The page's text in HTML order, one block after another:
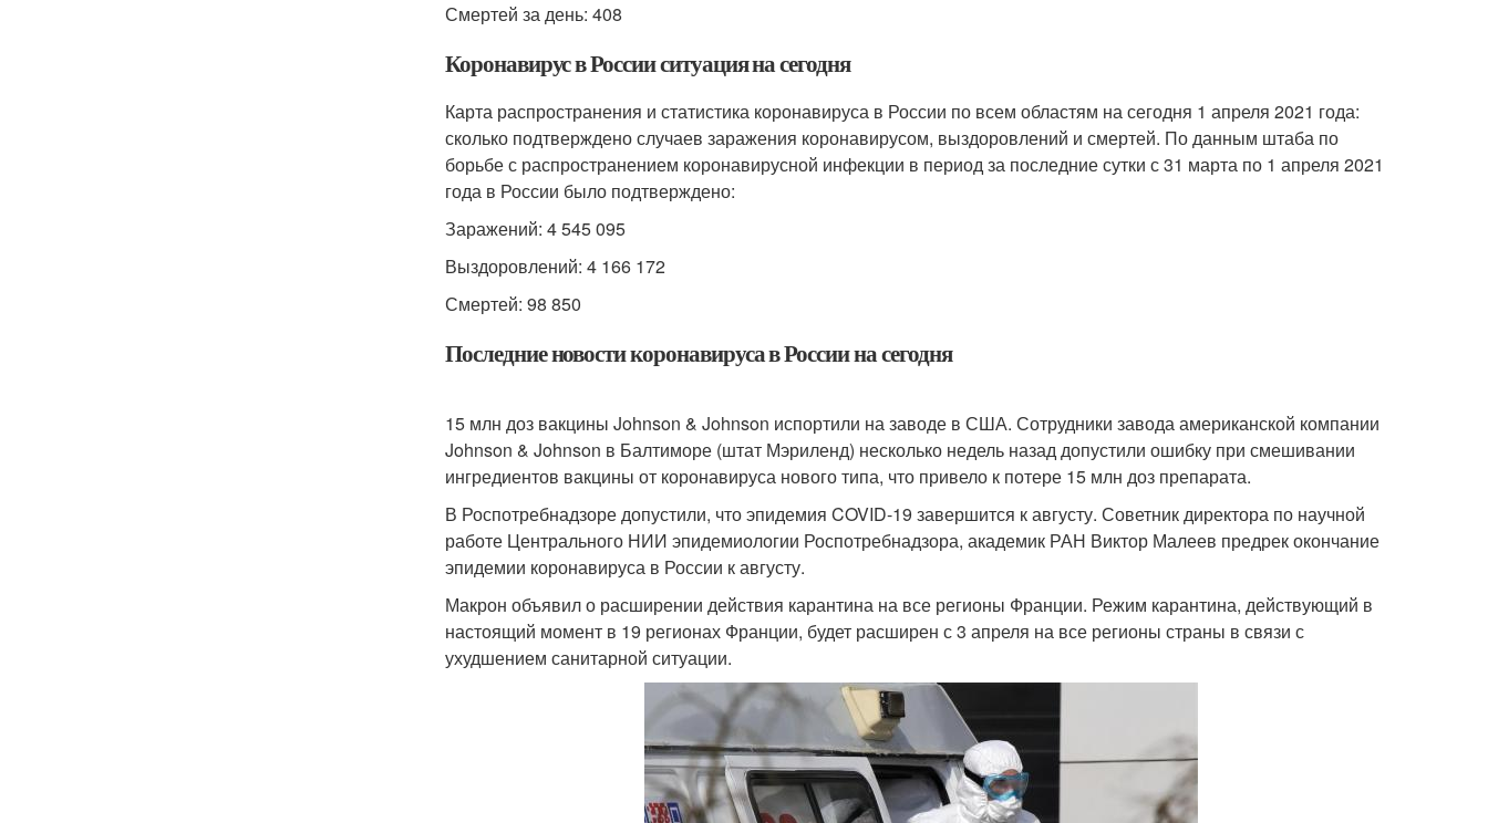
Смертей за день: 408
Коронавирус в России ситуация на сегодня
Карта распространения и статистика коронавируса в России по всем областям на сегодня 1 апреля 2021 года:
сколько подтверждено случаев заражения коронавирусом, выздоровлений и смертей. По данным штаба по
борьбе с распространением коронавирусной инфекции в период за последние сутки с 31 марта по 1 апреля 2021
года в России было подтверждено:
Заражений: 4 545 095
Выздоровлений: 4 166 172
Смертей: 98 850
Последние новости коронавируса в России на сегодня
15 млн доз вакцины Johnson & Johnson испортили на заводе в США. Сотрудники завода американской компании
Johnson & Johnson в Балтиморе (штат Мэриленд) несколько недель назад допустили ошибку при смешивании
ингредиентов вакцины от коронавируса нового типа, что привело к потере 15 млн доз препарата.
В Роспотребнадзоре допустили, что эпидемия COVID-19 завершится к августу. Советник директора по научной
работе Центрального НИИ эпидемиологии Роспотребнадзора, академик РАН Виктор Малеев предрек окончание
эпидемии коронавируса в России к августу.
Макрон объявил о расширении действия карантина на все регионы Франции. Режим карантина, действующий в
настоящий момент в 19 регионах Франции, будет расширен с 3 апреля на все регионы страны в связи с
ухудшением санитарной ситуации.